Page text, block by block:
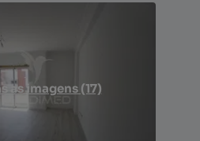
as imagens (17)